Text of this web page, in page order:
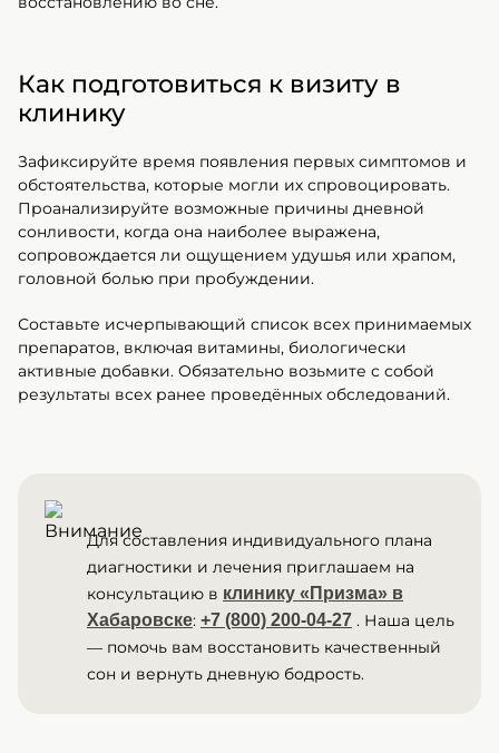
Как подготовиться к визиту в
клинику
Зафиксируйте время появления первых симптомов и
обстоятельства, которые могли их спровоцировать.
Проанализируйте возможные причины дневной
сонливости, когда она наиболее выражена,
сопровождается ли ощущением удушья или храпом,
головной болью при пробуждении.
Составьте исчерпывающий список всех принимаемых
препаратов, включая витамины, биологически
активные добавки. Обязательно возьмите с собой
результаты всех ранее проведённых обследований.
Для составления индивидуального плана
диагностики и лечения приглашаем на
консультацию в клинику «Призма» в
Хабаровске: +7 (800) 200-04-27 . Наша цель
— помочь вам восстановить качественный
сон и вернуть дневную бодрость.